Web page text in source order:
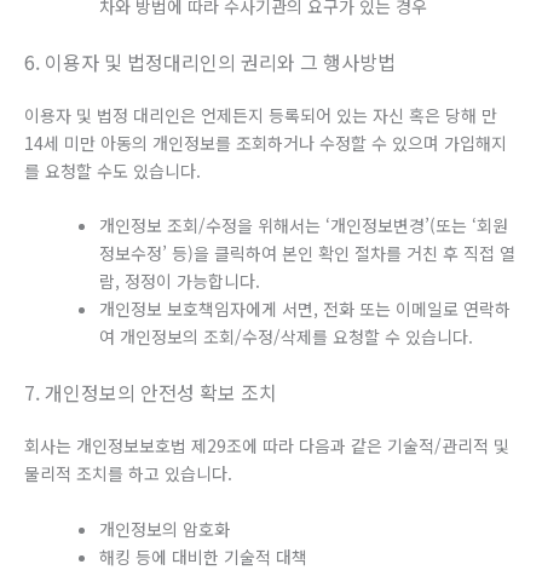
차와 방법에 따라 수사기관의 요구가 있는 경우
6. 이용자 및 법정대리인의 권리와 그 행사방법
이용자 및 법정 대리인은 언제든지 등록되어 있는 자신 혹은 당해 만
14세 미만 아동의 개인정보를 조회하거나 수정할 수 있으며 가입해지
를 요청할 수도 있습니다.
개인정보 조회/수정을 위해서는 ‘개인정보변경’(또는 ‘회원
정보수정’ 등)을 클릭하여 본인 확인 절차를 거친 후 직접 열
람, 정정이 가능합니다.
개인정보 보호책임자에게 서면, 전화 또는 이메일로 연락하
여 개인정보의 조회/수정/삭제를 요청할 수 있습니다.
7. 개인정보의 안전성 확보 조치
회사는 개인정보보호법 제29조에 따라 다음과 같은 기술적/관리적 및
물리적 조치를 하고 있습니다.
개인정보의 암호화
해킹 등에 대비한 기술적 대책